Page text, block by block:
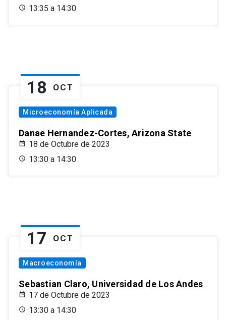
13:35 a 14:30
18 OCT
Microeconomía Aplicada
Danae Hernandez-Cortes, Arizona State
18 de Octubre de 2023
13:30 a 14:30
17 OCT
Macroeconomía
Sebastian Claro, Universidad de Los Andes
17 de Octubre de 2023
13:30 a 14:30